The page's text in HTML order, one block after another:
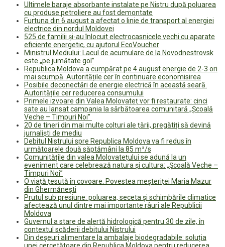
Ultimele baraje absorbante instalate pe Nistru după poluarea
cu produse petroliere au fost demontate
Furtuna din 6 august a afectat o linie de transport al energiei
electrice din nordul Moldovei
525 de familii și-au înlocuit electrocasnicele vechi cu aparate
eficiente energetic, cu ajutorul EcoVoucher
Ministrul Mediului: Lacul de acumulare de la Novodnestrovsk
este „pe jumătate gol”
Republica Moldova a cumpărat pe 4 august energie de 2-3 ori
mai scumpă. Autoritățile cer în continuare economisirea
Posibile deconectări de energie electrică în această seară.
Autoritățile cer reducerea consumului
Primele izvoare din Valea Molovateț vor fi restaurate: cinci
sate au lansat campania la sărbătoarea comunitară „Școală
Veche – Timpuri Noi”
20 de tineri din mai multe colțuri ale țării, pregătiți să devină
jurnaliști de mediu
Debitul Nistrului spre Republica Moldova va fi redus în
următoarele două săptămâni la 85 m³/s
Comunitățile din valea Molovatețului se adună la un
eveniment care celebrează natura și cultura: „Școală Veche –
Timpuri Noi”
O viață țesută în covoare. Povestea meșteriței Maria Mazur
din Ghermănești
Prutul sub presiune: poluarea, seceta și schimbările climatice
afectează unul dintre mai importante râuri ale Republicii
Moldova
Guvernul a stare de alertă hidrologică pentru 30 de zile, în
contextul scăderii debitului Nistrului
Din deșeuri alimentare la ambalaje biodegradabile: soluția